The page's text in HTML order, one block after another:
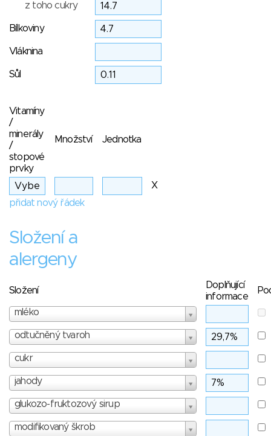
z toho cukry
Bílkoviny
Vláknina
Sůl
Vitamíny
/
minerály
/
stopové
prvky
Množství Jednotka
X
přidat nový řádek
Složení a
alergeny
Složení
Doplňující
informace
mléko
odtučněný tvaroh
cukr
jahody
glukozo-fruktozový sirup
modifikovaný škrob